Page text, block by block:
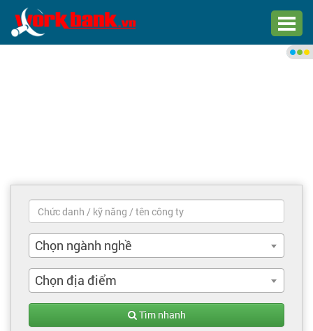
Trang chủ
Việc làm mới nhất
Tìm việc làm
Chọn ngành nghề
Chọn địa điểm
Tìm nhanh